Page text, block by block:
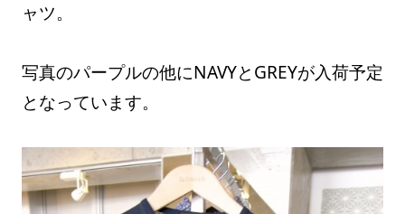
ャツ。
写真のパープルの他にNAVYとGREYが入荷予定
となっています。